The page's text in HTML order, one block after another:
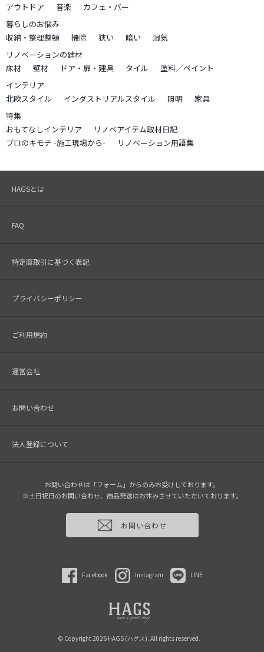
アウトドア
音楽
カフェ・バー
暮らしのお悩み
収納・整理整頓
掃除 狭い 暗い
湿気
リノベーションの建材
床材
壁材 ドア・扉・建具 タイル
塗料／ペイント
インテリア
北欧スタイル
インダストリアルスタイル 照明
家具
特集
おもてなしインテリア
リノベアイテム取材日記
プロのキモチ -施工現場から-
リノベーション用語集
HAGSとは
FAQ
特定商取引に基づく表記
プライバシーポリシー
ご利用規約
運営会社
お問い合わせ
法人登録について
お問い合わせは「フォーム」からのみお受けしております。
※土日祝日のお問い合わせ、商品発送はお休みさせていただいております。
お問い合わせ
Facebook Instagram LINE
© Copyright 2026 HAGS (ハグス). All rights reserved.